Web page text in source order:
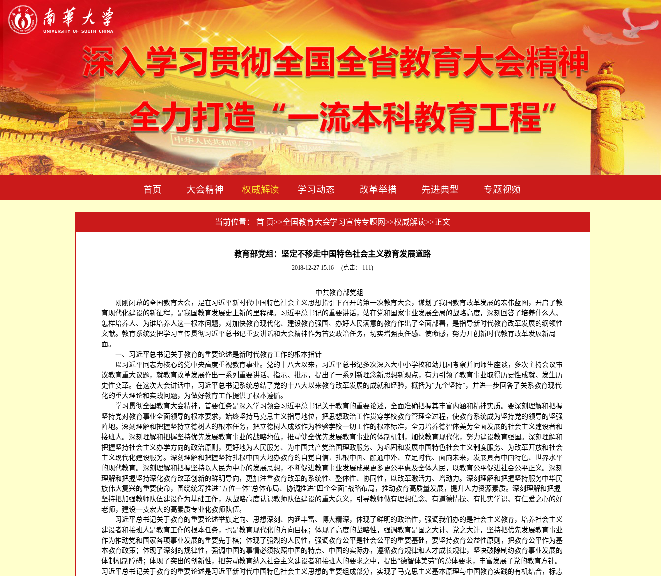
首页 大会精神 权威解读 学习动态 改革举措 先进典型 专题视频
当前位置： 首 页>>全国教育大会学习宣传专题网>>权威解读>>正文
教育部党组：坚定不移走中国特色社会主义教育发展道路
2018-12-27 15:16 (点击： 111)
中共教育部党组
刚刚闭幕的全国教育大会，是在习近平新时代中国特色社会主义思想指引下召开的第一次教育大会，谋划了我国教育改革发展的宏伟蓝图，开启了教
育现代化建设的新征程，是我国教育发展史上新的里程碑。习近平总书记的重要讲话，站在党和国家事业发展全局的战略高度，深刻回答了培养什么人、
怎样培养人、为谁培养人这一根本问题，对加快教育现代化、建设教育强国、办好人民满意的教育作出了全面部署，是指导新时代教育改革发展的纲领性
文献。教育系统要把学习宣传贯彻习近平总书记重要讲话和大会精神作为首要政治任务，切实增强责任感、使命感，努力开创新时代教育改革发展新局
面。
一、习近平总书记关于教育的重要论述是新时代教育工作的根本指针
以习近平同志为核心的党中央高度重视教育事业。党的十八大以来，习近平总书记多次深入大中小学校和幼儿园考察并同师生座谈，多次主持会议审
议教育重大议题，就教育改革发展作出一系列重要讲话、指示、批示，提出了一系列新理念新思想新观点，有力引领了教育事业取得历史性成就、发生历
史性变革。在这次大会讲话中，习近平总书记系统总结了党的十八大以来教育改革发展的成就和经验，概括为“九个坚持”，并进一步回答了关系教育现代
化的重大理论和实践问题，为做好教育工作提供了根本遵循。
学习贯彻全国教育大会精神，首要任务是深入学习领会习近平总书记关于教育的重要论述，全面准确把握其丰富内涵和精神实质。要深刻理解和把握
坚持党对教育事业全面领导的根本要求，始终坚持马克思主义指导地位，把思想政治工作贯穿学校教育管理全过程，使教育系统成为坚持党的领导的坚强
阵地。深刻理解和把握坚持立德树人的根本任务，把立德树人成效作为检验学校一切工作的根本标准，全力培养德智体美劳全面发展的社会主义建设者和
接班人。深刻理解和把握坚持优先发展教育事业的战略地位，推动健全优先发展教育事业的体制机制，加快教育现代化，努力建设教育强国。深刻理解和
把握坚持社会主义办学方向的政治原则，更好地为人民服务、为中国共产党治国理政服务、为巩固和发展中国特色社会主义制度服务、为改革开放和社会
主义现代化建设服务。深刻理解和把握坚持扎根中国大地办教育的自觉自信，扎根中国、融通中外、立足时代、面向未来，发展具有中国特色、世界水平
的现代教育。深刻理解和把握坚持以人民为中心的发展思想，不断促进教育事业发展成果更多更公平惠及全体人民，以教育公平促进社会公平正义。深刻
理解和把握坚持深化教育改革创新的鲜明导向，更加注重教育改革的系统性、整体性、协同性，以改革激活力、增动力。深刻理解和把握坚持服务中华民
族伟大复兴的重要使命，围绕统筹推进“五位一体”总体布局、协调推进“四个全面”战略布局，推动教育高质量发展，提升人力资源素质。深刻理解和把握
坚持把加强教师队伍建设作为基础工作，从战略高度认识教师队伍建设的重大意义，引导教师做有理想信念、有道德情操、有扎实学识、有仁爱之心的好
老师，建设一支宏大的高素质专业化教师队伍。
习近平总书记关于教育的重要论述举旗定向、思想深刻、内涵丰富、博大精深，体现了鲜明的政治性，强调我们办的是社会主义教育，培养社会主义
建设者和接班人是教育工作的根本任务，也是教育现代化的方向目标；体现了高度的战略性，强调教育是国之大计、党之大计，坚持把优先发展教育事业
作为推动党和国家各项事业发展的重要先手棋；体现了强烈的人民性，强调教育公平是社会公平的重要基础，要坚持教育公益性原则，把教育公平作为基
本教育政策；体现了深刻的规律性，强调中国的事情必须按照中国的特点、中国的实际办，遵循教育规律和人才成长规律，坚决破除制约教育事业发展的
体制机制障碍；体现了突出的创新性，把劳动教育纳入社会主义建设者和接班人的要求之中，提出“德智体美劳”的总体要求，丰富发展了党的教育方针。
习近平总书记关于教育的重要论述是习近平新时代中国特色社会主义思想的重要组成部分，实现了马克思主义基本原理与中国教育实践的有机结合，标志